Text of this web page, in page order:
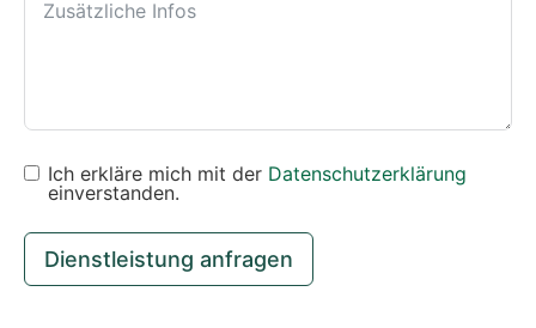
Ich erkläre mich mit der Datenschutzerklärung
einverstanden.
Dienstleistung anfragen